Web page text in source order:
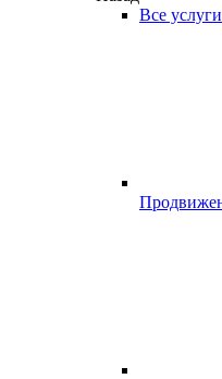
Все услуги